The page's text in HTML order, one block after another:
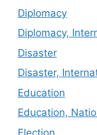
Diplomacy
Diplomacy,
Disaster
Disaster,
Education
Education,
Election